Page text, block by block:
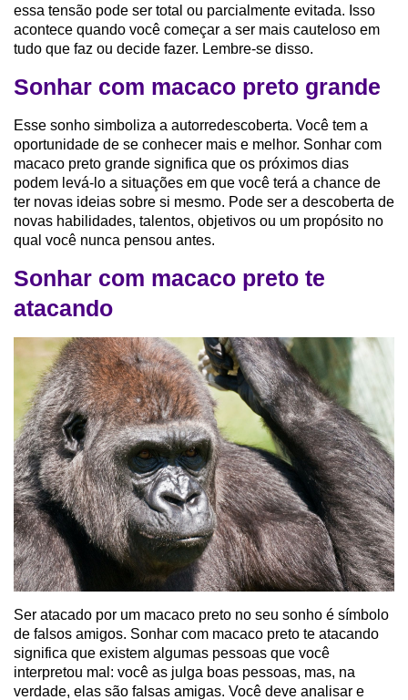
essa tensão pode ser total ou parcialmente evitada. Isso
acontece quando você começar a ser mais cauteloso em
tudo que faz ou decide fazer. Lembre-se disso.
Sonhar com macaco preto grande
Esse sonho simboliza a autorredescoberta. Você tem a
oportunidade de se conhecer mais e melhor. Sonhar com
macaco preto grande significa que os próximos dias
podem levá-lo a situações em que você terá a chance de
ter novas ideias sobre si mesmo. Pode ser a descoberta de
novas habilidades, talentos, objetivos ou um propósito no
qual você nunca pensou antes.
Sonhar com macaco preto te
atacando
Ser atacado por um macaco preto no seu sonho é símbolo
de falsos amigos. Sonhar com macaco preto te atacando
significa que existem algumas pessoas que você
interpretou mal: você as julga boas pessoas, mas, na
verdade, elas são falsas amigas. Você deve analisar e